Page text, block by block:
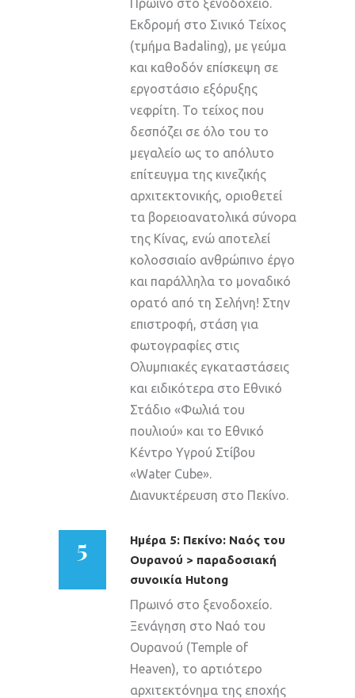
Πρωινό στο ξενοδοχείο.
Εκδρομή στο Σινικό Τείχος
(τμήμα Badaling), με γεύμα
και καθοδόν επίσκεψη σε
εργοστάσιο εξόρυξης
νεφρίτη. Το τείχος που
δεσπόζει σε όλο του το
μεγαλείο ως το απόλυτο
επίτευγμα της κινεζικής
αρχιτεκτονικής, οριοθετεί
τα βορειοανατολικά σύνορα
της Κίνας, ενώ αποτελεί
κολοσσιαίο ανθρώπινο έργο
και παράλληλα το μοναδικό
ορατό από τη Σελήνη! Στην
επιστροφή, στάση για
φωτογραφίες στις
Ολυμπιακές εγκαταστάσεις
και ειδικότερα στο Εθνικό
Στάδιο «Φωλιά του
πουλιού» και το Εθνικό
Κέντρο Υγρού Στίβου
«Water Cube».
Διανυκτέρευση στο Πεκίνο.
5
Ημέρα 5: Πεκίνο: Ναός του
Ουρανού > παραδοσιακή
συνοικία Hutong
Πρωινό στο ξενοδοχείο.
Ξενάγηση στο Ναό του
Ουρανού (Temple of
Heaven), το αρτιότερο
αρχιτεκτόνημα της εποχής